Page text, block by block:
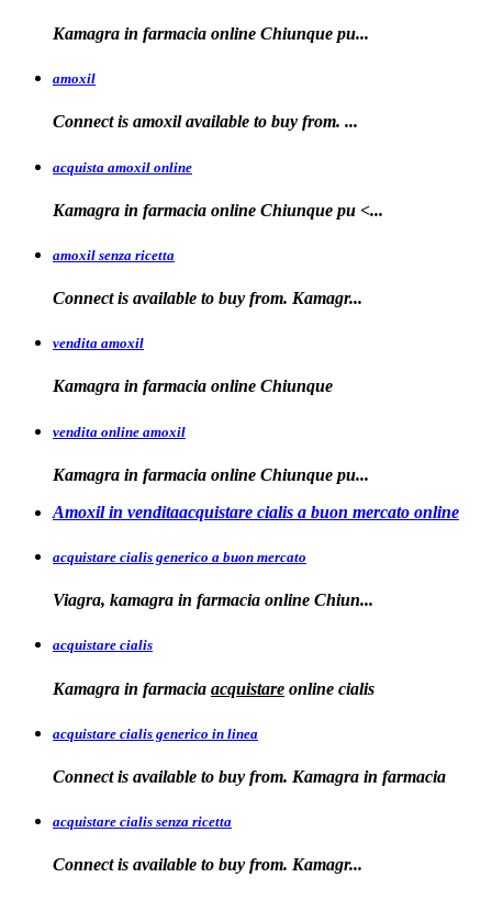
Kamagra in farmacia online Chiunque pu...
amoxil
Connect is amoxilavailable to buy from. ...
acquista amoxil online
Kamagra in farmacia online Chiunque pu <...
amoxil senza ricetta
Connect is available to buy from. Kamagr...
vendita amoxil
Kamagra in farmacia online Chiunque
vendita online amoxil
Kamagra in farmacia online Chiunque pu...
Amoxil in venditaacquistare cialis a buon mercato online
acquistare cialis generico a buon mercato
Viagra, kamagra in farmacia online Chiun...
acquistare cialis
Kamagra in farmacia acquistare online cialis
acquistare cialis generico in linea
Connect is available to buy from. Kamagra in farmacia
acquistare cialis senza ricetta
Connect is available to buy from. Kamagr...